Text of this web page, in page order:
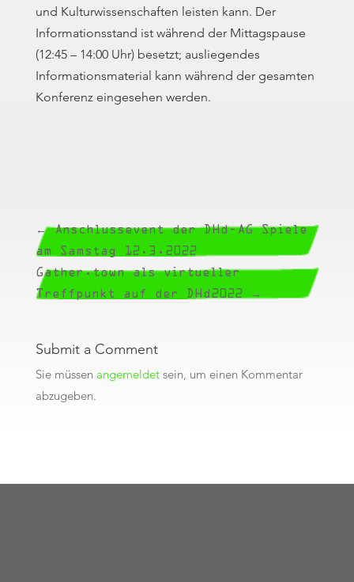
und Kulturwissenschaften leisten kann. Der
Informationsstand ist während der Mittagspause
(12:45 – 14:00 Uhr) besetzt; ausliegendes
Informationsmaterial kann während der gesamten
Konferenz eingesehen werden.
←Anschlussevent der DHd-AG Spiele
am Samstag 12.3.2022
Gather.town als virtueller
Treffpunkt auf der DHd2022 →
Submit a Comment
Sie müssen angemeldetsein, um einen Kommentar
abzugeben.